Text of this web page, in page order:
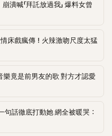
潰喊「拜託放過我」 爆料女曾
情床戲瘋傳！火辣激吻尺度太猛
樂竟是前男友的歌 對方才認愛
句話徹底打動她 網全被暖哭：